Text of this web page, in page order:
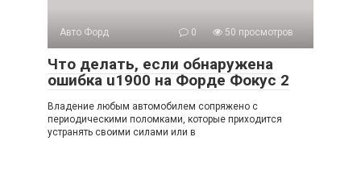
Авто Форд 0 50 просмотров
Что делать, если обнаружена
ошибка u1900 на Форде Фокус 2
Владение любым автомобилем сопряжено с
периодическими поломками, которые приходится
устранять своими силами или в